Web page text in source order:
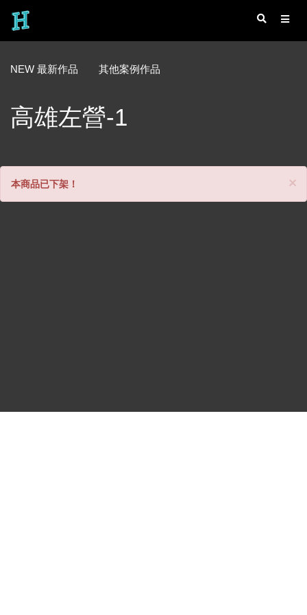
NEW 最新作品 其他案例作品
高雄左營-1
×
本商品已下架！